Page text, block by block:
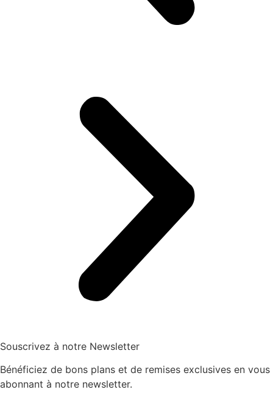
Souscrivez à notre Newsletter
Bénéficiez de bons plans et de remises exclusives en vous
abonnant à notre newsletter.